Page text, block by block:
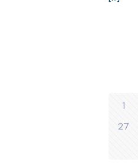
1
27